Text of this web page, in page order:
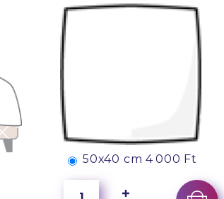
50x40 cm 4 000 Ft